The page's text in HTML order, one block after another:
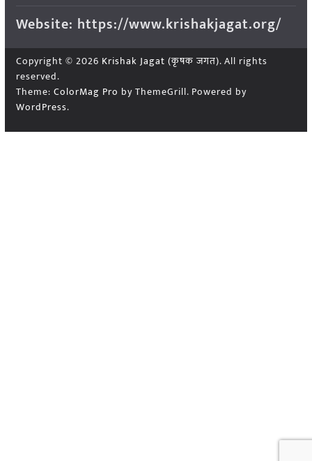
Website: https://www.krishakjagat.org/
Copyright © 2026 Krishak Jagat (कृषक जगत). All rights
reserved.
Theme: ColorMag Pro by ThemeGrill. Powered by
WordPress.